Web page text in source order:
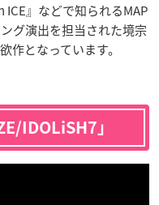
』などで知られるMAP
グ演出を担当された境宗
作となっています。
IDOLiSH7」